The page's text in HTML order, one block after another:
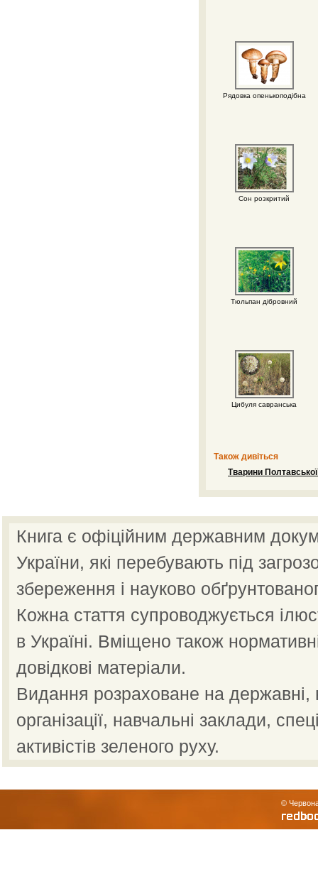
Рядовка опенькоподібна
Сон розкритий
Тюльпан дібровний
Цибуля савранська
Також дивіться
Тварини Полтавської
Книга є офіційним державним
України, які перебувають під
збереження і науково
Кожна стаття супроводжується
в Україні. Вміщено також
довідкові матеріали.
Видання розраховане на державні,
організації, навчальні заклади,
активістів зеленого руху.
©